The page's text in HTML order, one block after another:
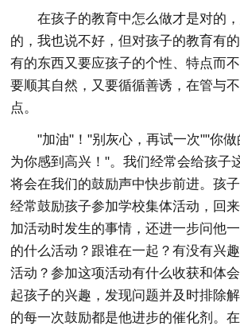
在孩子的教育中怎么做才是对的
的，我也说不好，但对孩子的教育有
有的东西又要应孩子的个性、特点而
要顺其自然，又要循循善诱，在管与
点。
"加油"！"别灰心，再试一次""你
为你感到高兴！"。我们经常会给孩子
将会在我们的鼓励声中快步前进。孩
经常鼓励孩子参加学校集体活动，回
加活动时发生的事情，还进一步问他
的什么活动？跟谁在一起？有没有兴
活动？参加这项活动有什么收获和体
起孩子的兴趣，发现问题并及时排除
的每一次鼓励都是他进步的催化剂。